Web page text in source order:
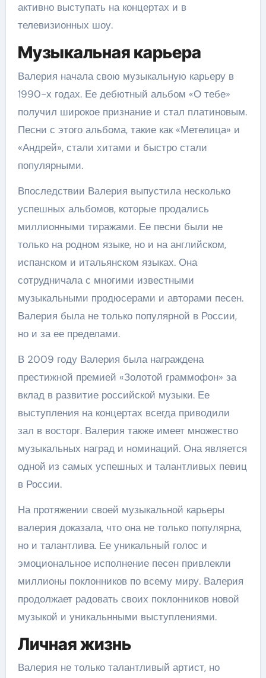
активно выступать на концертах и в
телевизионных шоу.
Музыкальная карьера
Валерия начала свою музыкальную карьеру в
1990-х годах. Ее дебютный альбом «О тебе»
получил широкое признание и стал платиновым.
Песни с этого альбома, такие как «Метелица» и
«Андрей», стали хитами и быстро стали
популярными.
Впоследствии Валерия выпустила несколько
успешных альбомов, которые продались
миллионными тиражами. Ее песни были не
только на родном языке, но и на английском,
испанском и итальянском языках. Она
сотрудничала с многими известными
музыкальными продюсерами и авторами песен.
Валерия была не только популярной в России,
но и за ее пределами.
В 2009 году Валерия была награждена
престижной премией «Золотой граммофон» за
вклад в развитие российской музыки. Ее
выступления на концертах всегда приводили
зал в восторг. Валерия также имеет множество
музыкальных наград и номинаций. Она является
одной из самых успешных и талантливых певиц
в России.
На протяжении своей музыкальной карьеры
валерия доказала, что она не только популярна,
но и талантлива. Ее уникальный голос и
эмоциональное исполнение песен привлекли
миллионы поклонников по всему миру. Валерия
продолжает радовать своих поклонников новой
музыкой и уникальнными выступлениями.
Личная жизнь
Валерия не только талантливый артист, но